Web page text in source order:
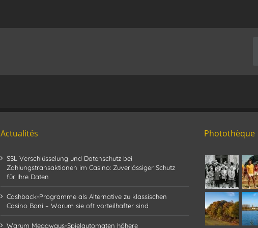
Actualités
SSL Verschlüsselung und Datenschutz bei
Zahlungstransaktionen im Casino: Zuverlässiger Schutz
für Ihre Daten
Cashback-Programme als Alternative zu klassischen
Casino Boni – Warum sie oft vorteilhafter sind
Warum Megaways-Spielautomaten höhere
Photothèque